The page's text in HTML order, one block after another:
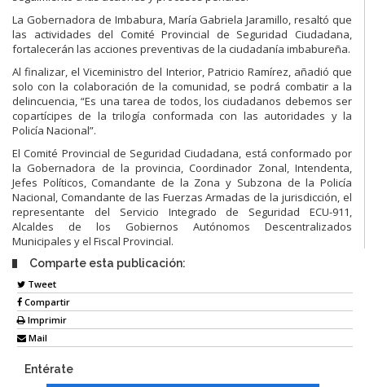
La Gobernadora de Imbabura, María Gabriela Jaramillo, resaltó que
las actividades del Comité Provincial de Seguridad Ciudadana,
fortalecerán las acciones preventivas de la ciudadanía imbabureña.
Al finalizar, el Viceministro del Interior, Patricio Ramírez, añadió que
solo con la colaboración de la comunidad, se podrá combatir a la
delincuencia, “Es una tarea de todos, los ciudadanos debemos ser
copartícipes de la trilogía conformada con las autoridades y la
Policía Nacional”.
El Comité Provincial de Seguridad Ciudadana, está conformado por
la Gobernadora de la provincia, Coordinador Zonal, Intendenta,
Jefes Políticos, Comandante de la Zona y Subzona de la Policía
Nacional, Comandante de las Fuerzas Armadas de la jurisdicción, el
representante del Servicio Integrado de Seguridad ECU-911,
Alcaldes de los Gobiernos Autónomos Descentralizados
Municipales y el Fiscal Provincial.
Comparte esta publicación:
Tweet
Compartir
Imprimir
Mail
Entérate